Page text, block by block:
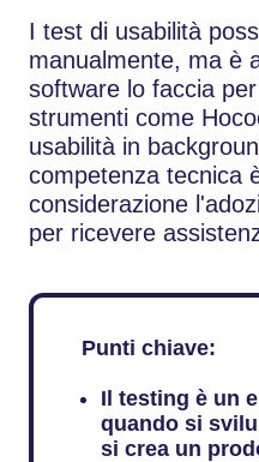
I test di usabilità
manualmente, ma è
software lo faccia
strumenti come
usabilità in
competenza tecnica
considerazione
per ricevere
Punti chiave:
Il testing è un
quando si
si crea un